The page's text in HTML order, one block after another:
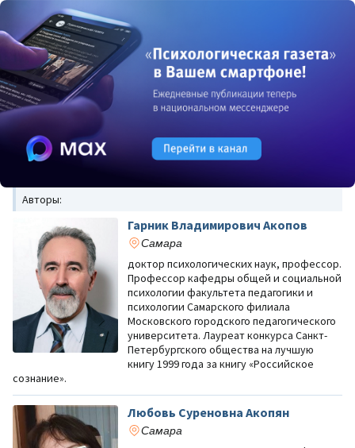
Авторы:
Гарник Владимирович Акопов
Самара
доктор психологических наук, профессор.
Профессор кафедры общей и социальной
психологии факультета педагогики и
психологии Самарского филиала
Московского городского педагогического
университета. Лауреат конкурса Санкт-
Петербургского общества на лучшую
книгу 1999 года за книгу «Российское
сознание».
Любовь Суреновна Акопян
Самара